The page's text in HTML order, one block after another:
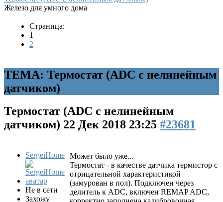
Железо для умного дома
Страница:
1
2
ТЕМА: Термостат (ADC с нелинейным
датчиком)
Термостат (ADC с нелинейным
датчиком) 22 Дек 2018 23:25 #23681
SergeiHome
Не в сети
Захожу
Может было уже...
Термостат - в качестве датчика термистор с
отрицательной характеристикой
(замурован в пол). Подключен через
делитель к ADC, включен REMAP ADC,